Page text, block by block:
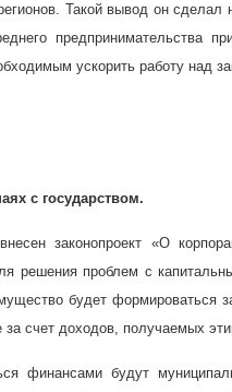
Такой вывод он
предпринимательства
ускорить работу над
с государством.
законопроект «О
решения проблем с
будет формироваться
за счет доходов, получаемых
финансами будут